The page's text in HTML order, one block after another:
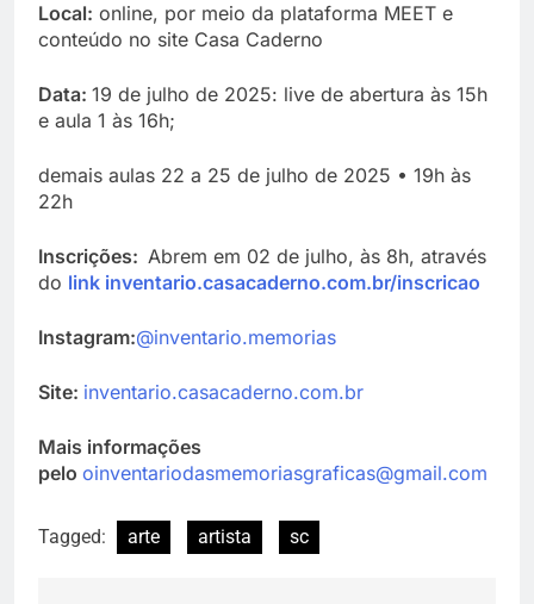
Local: online, por meio da plataforma MEET e
conteúdo no site Casa Caderno
Data: 19 de julho de 2025: live de abertura às 15h
e aula 1 às 16h;
demais aulas 22 a 25 de julho de 2025 • 19h às
22h
Inscrições: Abrem em 02 de julho, às 8h, através
do link inventario.casacaderno.com.br/inscricao
Instagram:@inventario.memorias
Site: inventario.casacaderno.com.br
Mais informações
pelo oinventariodasmemoriasgraficas@gmail.com
Tagged: arte artista sc